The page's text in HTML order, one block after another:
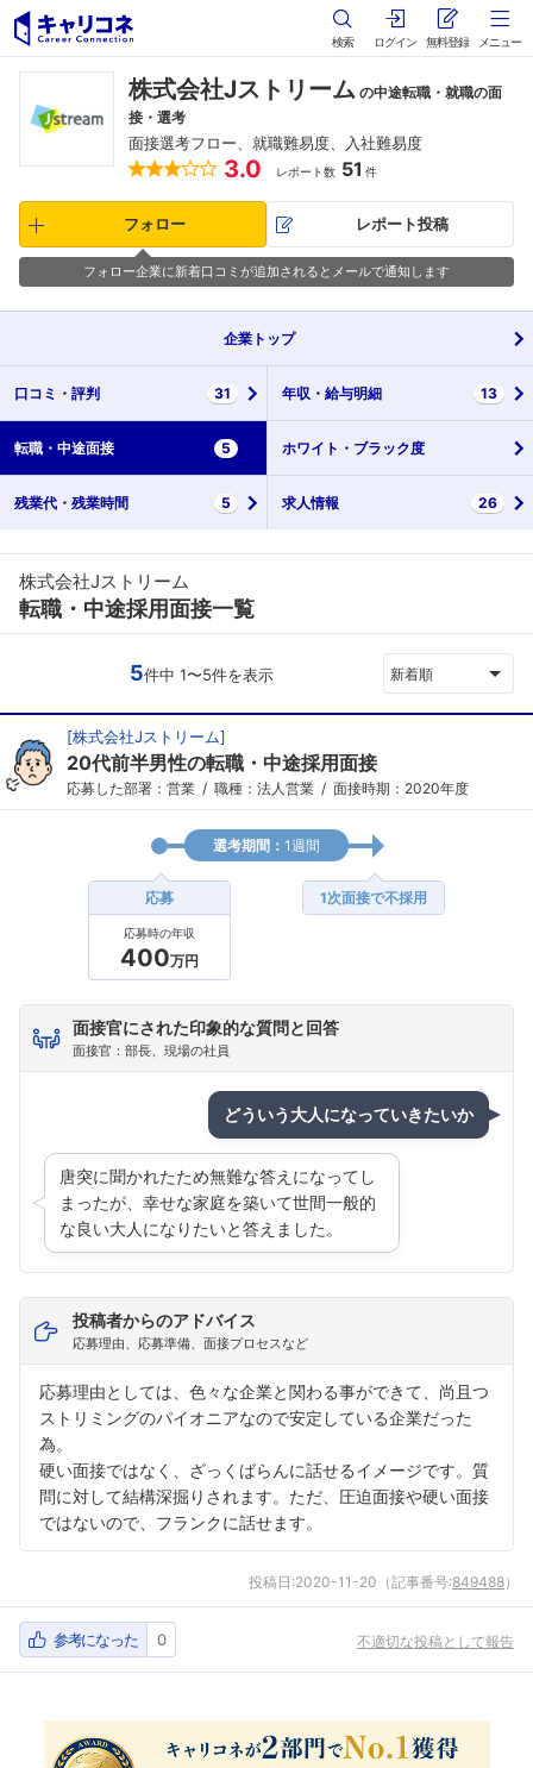
検索 ログイン 無料登録 メニュー
株式会社Jストリーム の中途転職・就職の面
接・選考
面接選考フロー、就職難易度、入社難易度
3.0 レポート数 51 件
フォロー レポート投稿
フォロー企業に新着口コミが追加されるとメールで通知します
企業 トップ
口コミ・ 評判 31 年収・ 給与明細 13
転職・ 中途面接 5 ホワイト・ ブラック度
残業代・ 残業時間 5 求人情報 26
株式会社Jストリーム
転職・中途採用面接一覧
5件中 1〜5件を表示 新着順
[株式会社Jストリーム]
20代前半男性の転職・中途採用面接
応募した部署：営業 職種：法人営業 面接時期：2020年度
選考期間： 1週間
応募
応募時の年収
400万円
1次面接で不採用
面接官にされた印象的な質問と回答
面接官：部長、現場の社員
どういう大人になっていきたいか
唐突に聞かれたため無難な答えになってし
まったが、幸せな家庭を築いて世間一般的
な良い大人になりたいと答えました。
投稿者からのアドバイス
応募理由、応募準備、面接プロセスなど
応募理由としては、色々な企業と関わる事ができて、尚且つ
ストリミングのパイオニアなので安定している企業だった
為。
硬い面接ではなく、ざっくばらんに話せるイメージです。質
問に対して結構深掘りされます。ただ、圧迫面接や硬い面接
ではないので、フランクに話せます。
投稿日:2020-11-20 （記事番号:849488）
参考になった 0 不適切な投稿として報告